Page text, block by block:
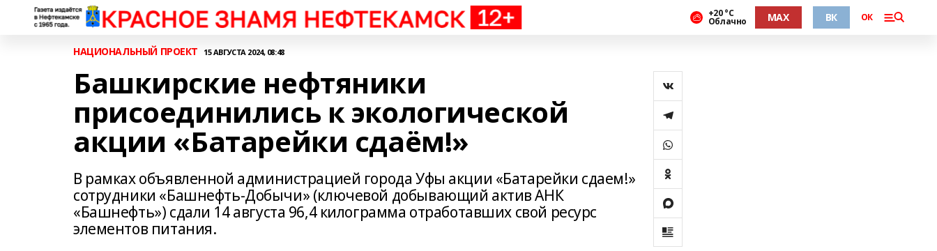
+20 °С
Облачно MAX ВК ОК
НАЦИОНАЛЬНЫЙ ПРОЕКТ 15 АВГУСТА 2024, 08:48
Башкирские нефтяники
присоединились к экологической
акции «Батарейки сдаём!»
В рамках объявленной администрацией города Уфы акции «Батарейки сдаем!»
сотрудники «Башнефть-Добычи» (ключевой добывающий актив АНК
«Башнефть») сдали 14 августа 96,4 килограмма отработавших свой ресурс
элементов питания.